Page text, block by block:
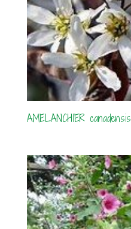
AMELANCHIER canadensis